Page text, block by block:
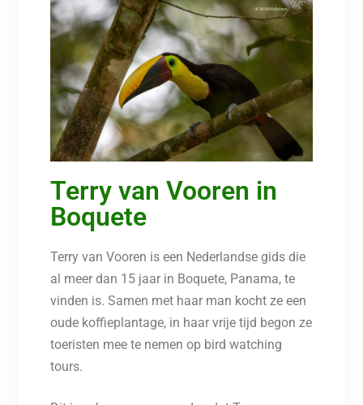
Terry van Vooren in
Boquete
Terry van Vooren is een Nederlandse gids die
al meer dan 15 jaar in Boquete, Panama, te
vinden is. Samen met haar man kocht ze een
oude koffieplantage, in haar vrije tijd begon ze
toeristen mee te nemen op bird watching
tours.